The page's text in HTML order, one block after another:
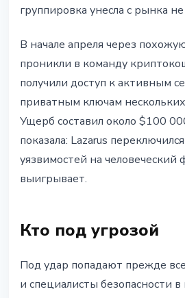
группировка унесла с рынка
В начале апреля через
проникли в команду
получили доступ к активным
приватным ключам
Ущерб составил около $100
показала: Lazarus
уязвимостей на человеческий
выигрывает.
Кто под угрозой
Под удар попадают прежде
и специалисты безопасности